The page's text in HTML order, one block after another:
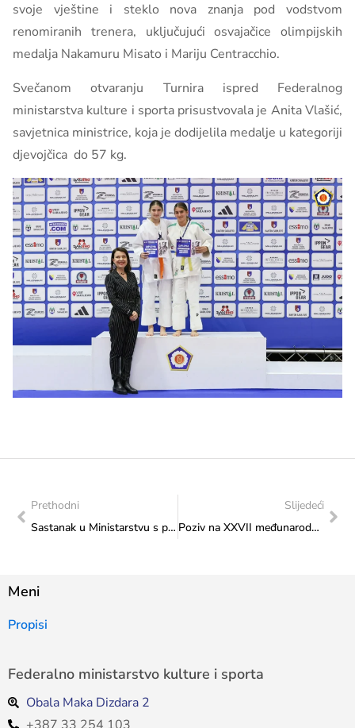
svoje vještine i steklo nova znanja pod vodstvom
renomiranih trenera, uključujući osvajačice olimpijskih
medalja Nakamuru Misato i Mariju Centracchio.
Svečanom otvaranju Turnira ispred Federalnog
ministarstva kulture i sporta prisustvovala je Anita Vlašić,
savjetnica ministrice, koja je dodijelila medalje u kategoriji
djevojčica do 57 kg.
Prethodni
Sastanak u Ministarstvu s predstavnicima Udruženja „SIN Neretvica“
Slijedeći
Poziv na XXVII međunarodni likovni konkurs “Radost Evrope 2025”
Meni
Propisi
Federalno ministarstvo kulture i sporta
Obala Maka Dizdara 2